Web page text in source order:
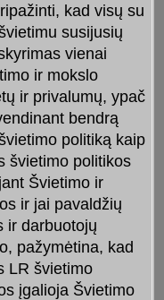
kad visų su
susijusių
vienai
ir mokslo
ir privalumų, ypač
bendrą
politiką kaip
švietimo politikos
Švietimo ir
ir jai pavaldžių
ir darbuotojų
pažymėtina, kad
LR švietimo
įgalioja Švietimo